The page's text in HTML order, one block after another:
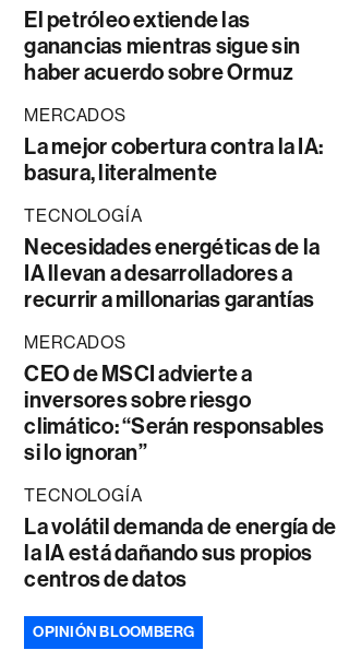
El petróleo extiende las
ganancias mientras sigue sin
haber acuerdo sobre Ormuz
MERCADOS
La mejor cobertura contra la IA:
basura, literalmente
TECNOLOGÍA
Necesidades energéticas de la
IA llevan a desarrolladores a
recurrir a millonarias garantías
MERCADOS
CEO de MSCI advierte a
inversores sobre riesgo
climático: “Serán responsables
si lo ignoran”
TECNOLOGÍA
La volátil demanda de energía de
la IA está dañando sus propios
centros de datos
OPINIÓN BLOOMBERG